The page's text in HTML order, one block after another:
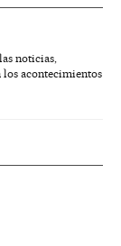
noticias,
los acontecimientos